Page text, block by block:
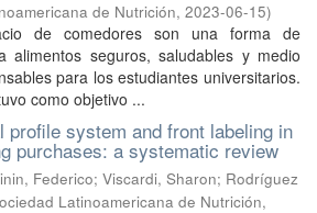
de Nutrición, 2023-06-15)
de comedores son una forma de
alimentos seguros, saludables y medio
para los estudiantes universitarios.
como objetivo ...
profile system and front labeling in
purchases: a systematic review
Federico; Viscardi, Sharon; Rodríguez
Latinoamericana de Nutrición,